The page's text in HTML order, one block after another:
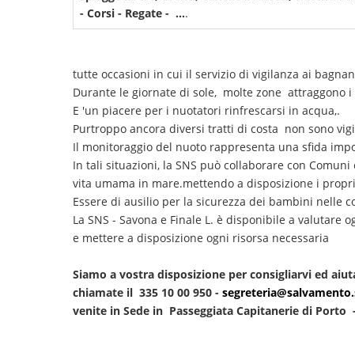
- Corsi - Regate - ....
tutte occasioni in cui il servizio di vigilanza ai
Durante le giornate di sole, molte zone attraggono
E 'un piacere per i nuotatori rinfrescarsi in acqua,.
Purtroppo ancora diversi tratti di costa non sono
Il monitoraggio del nuoto rappresenta una sfida
In tali situazioni, la SNS può collaborare con
vita umama in mare.mettendo a disposizione i
Essere di ausilio per la sicurezza dei bambini nelle
La SNS - Savona e Finale L. è disponibile a valutare
e mettere a disposizione ogni risorsa necessaria
Siamo a vostra disposizione per consigliarvi ed
chiamate il 335 10 00 950 -
venite in Sede in Passeggiata Capitanerie di Porto